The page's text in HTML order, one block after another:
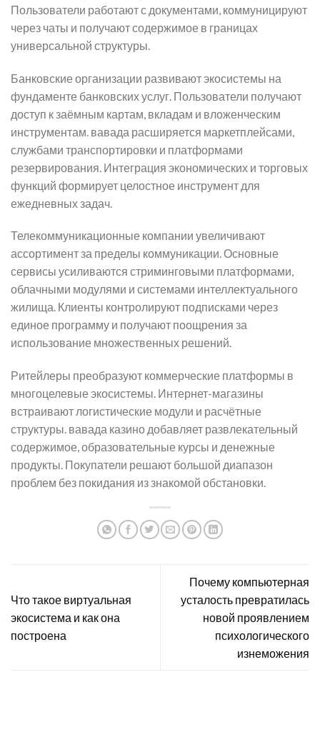
Пользователи работают с документами, коммуницируют
через чаты и получают содержимое в границах
универсальной структуры.
Банковские организации развивают экосистемы на
фундаменте банковских услуг. Пользователи получают
доступ к заёмным картам, вкладам и вложенческим
инструментам. вавада расширяется маркетплейсами,
службами транспортировки и платформами
резервирования. Интеграция экономических и торговых
функций формирует целостное инструмент для
ежедневных задач.
Телекоммуникационные компании увеличивают
ассортимент за пределы коммуникации. Основные
сервисы усиливаются стриминговыми платформами,
облачными модулями и системами интеллектуального
жилища. Клиенты контролируют подписками через
единое программу и получают поощрения за
использование множественных решений.
Ритейлеры преобразуют коммерческие платформы в
многоцелевые экосистемы. Интернет-магазины
встраивают логистические модули и расчётные
структуры. вавада казино добавляет развлекательный
содержимое, образовательные курсы и денежные
продукты. Покупатели решают большой диапазон
проблем без покидания из знакомой обстановки.
Что такое виртуальная
экосистема и как она
построена
Почему компьютерная
усталость превратилась
новой проявлением
психологического
изнеможения